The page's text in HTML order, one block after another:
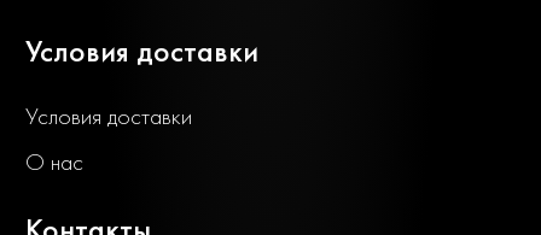
Условия доставки
Условия доставки
О нас